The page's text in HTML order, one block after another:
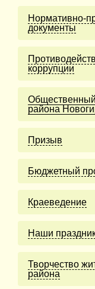
Нормативно-
документы
коррупции
района
Призыв
Бюджетный
Краеведение
Наши
Творчество
района